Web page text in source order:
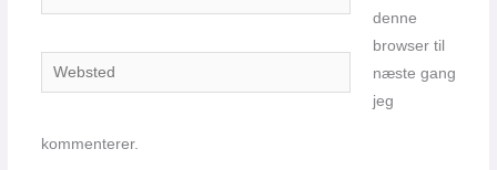
Websted
denne
browser til
næste gang
jeg
kommenterer.